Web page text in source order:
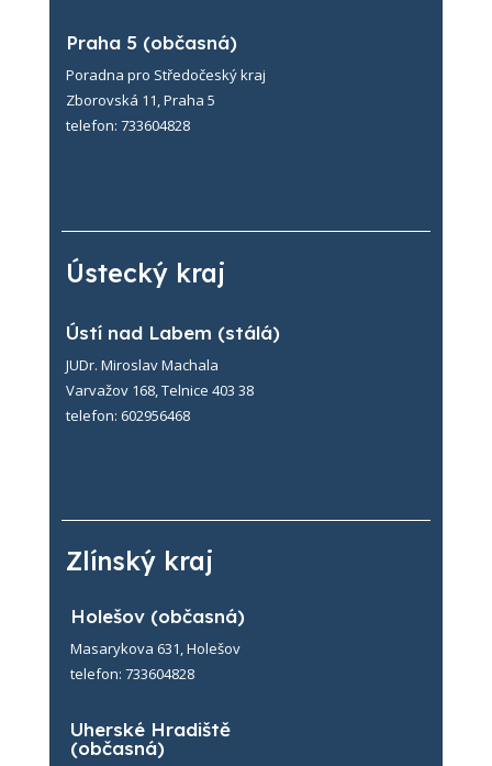
Praha 5 (občasná)
Poradna pro Středočeský kraj
Zborovská 11, Praha 5
telefon: 733604828
Ústecký kraj
Ústí nad Labem (stálá)
JUDr. Miroslav Machala
Varvažov 168, Telnice 403 38
telefon: 602956468
Zlínský kraj
Holešov (občasná)
Masarykova 631, Holešov
telefon: 733604828
Uherské Hradiště
(občasná)